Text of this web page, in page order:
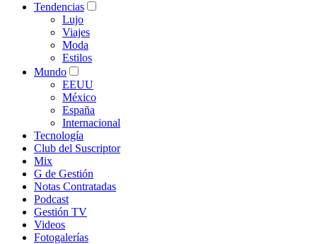
Tendencias
Lujo
Viajes
Moda
Estilos
Mundo
EEUU
México
España
Internacional
Tecnología
Club del Suscriptor
Mix
G de Gestión
Notas Contratadas
Podcast
Gestión TV
Videos
Fotogalerías